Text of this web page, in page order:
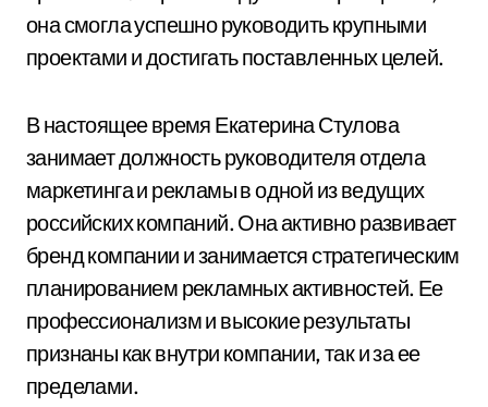
она смогла успешно руководить крупными
проектами и достигать поставленных целей.
В настоящее время Екатерина Стулова
занимает должность руководителя отдела
маркетинга и рекламы в одной из ведущих
российских компаний. Она активно развивает
бренд компании и занимается стратегическим
планированием рекламных активностей. Ее
профессионализм и высокие результаты
признаны как внутри компании, так и за ее
пределами.